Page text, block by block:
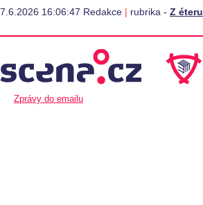
7.6.2026 16:06:47 Redakce | rubrika - Z éteru
Zprávy do emailu